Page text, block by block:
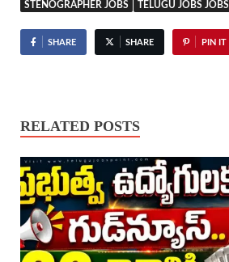
STENOGRAPHER JOBS TELUGU JOBS JOBS
SHARE SHARE PIN IT
RELATED POSTS